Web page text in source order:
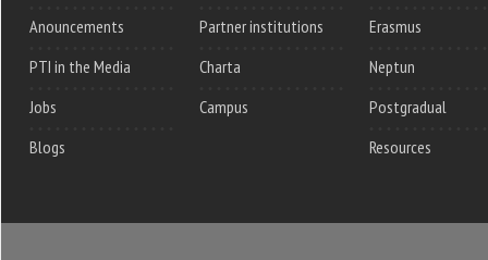
Anouncements
PTI in the Media
Jobs
Blogs
Partner institutions
Charta
Campus
Erasmus
Neptun
Postgradual
Resources